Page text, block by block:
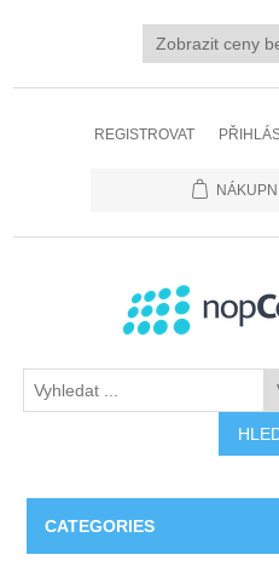
REGISTROVAT
CATEGORIES